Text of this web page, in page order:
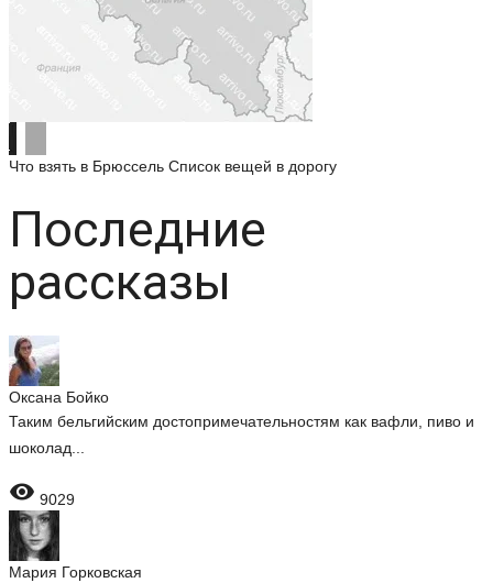
Что взять в Брюссель Список вещей в дорогу
Последние
рассказы
Оксана Бойко
Таким бельгийским достопримечательностям как вафли, пиво и
шоколад...
 9029
Мария Горковская